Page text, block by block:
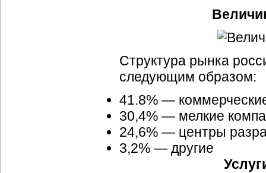
Структура рынка
следующим образом:
41.8% —
30,4% — мелкие
24,6% — центры
3,2% — другие